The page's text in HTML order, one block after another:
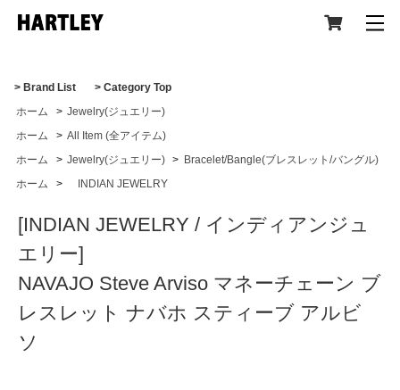
> Brand List
> Category Top
ホーム
> Jewelry(ジュエリー)
ホーム
> All Item (全アイテム)
ホーム
> Jewelry(ジュエリー) > Bracelet/Bangle(ブレスレット/バングル)
ホーム
> INDIAN JEWELRY
[INDIAN JEWELRY / インディアンジュ
エリー]
NAVAJO Steve Arviso マネーチェーン ブ
レスレット ナバホ スティーブ アルビ
ソ
CATEGORY
All Item (全アイテム)
Tops(トップス)
Jacket,Coat(ジャケット,コート)